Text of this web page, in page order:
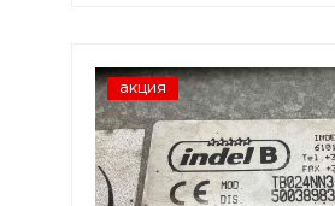
акция